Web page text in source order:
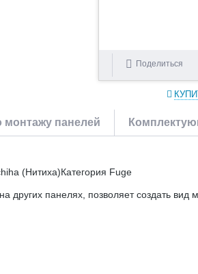
Поделиться
монтажу панелей
(Нитиха)Категория Fuge
других панелях, позволяет создать